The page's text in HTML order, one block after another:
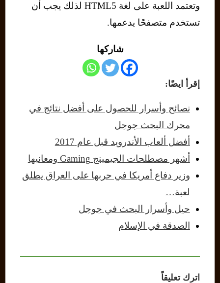
وتعتمد اللعبة على لغة HTML5 لذلك يجب أن
تستخدم متصفحًا يدعمها.
شاركها
إقرأ ايضًا:
نصائح وأسرار للحصول على أفضل نتائج في
محرك البحث جوجل
أفضل ألعاب الأندرويد قبل عام 2017
أشهر مصطلحات الجيمينج Gaming ومعانيها
وزير دفاع أمريكا في حربها على العراق يطلق
لعبة…
حيل وأسرار البحث في جوجل
الصدقة في الإسلام
اترك تعليقاً